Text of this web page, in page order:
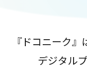
『ドコニーク
デジタル